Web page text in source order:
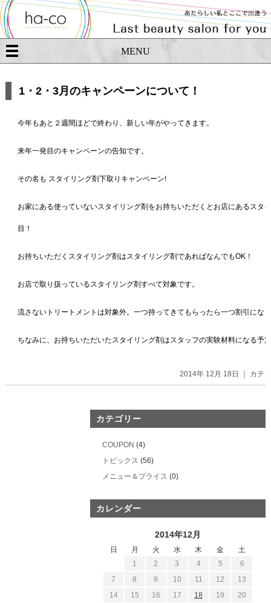
MENU
1・2・3月のキャンペーンについて！
今年もあと２週間ほどで終わり、新しい年がやってきます。
来年一発目のキャンペーンの告知です。
その名も スタイリング剤下取りキャンペーン!
お家にある使っていないスタイリング剤をお持ちいただくとお店にあるスタ
目！
お持ちいただくスタイリング剤はスタイリング剤であればなんでもOK！
お店で取り扱っているスタイリング剤すべて対象です。
流さないトリートメントは対象外。一つ持ってきてもらったら一つ割引にな
ちなみに、お持ちいただいたスタイリング剤はスタッフの実験材料になる予
2014年 12月 18日 ｜ カテ
カテゴリー
COUPON (4)
トピックス (56)
メニュー＆プライス (0)
カレンダー
2014年12月
日 月 火 水 木 金
土
1
2 3 4 5
6
7
8 9 10 11 12
13
14
15 16 17 18 19
20